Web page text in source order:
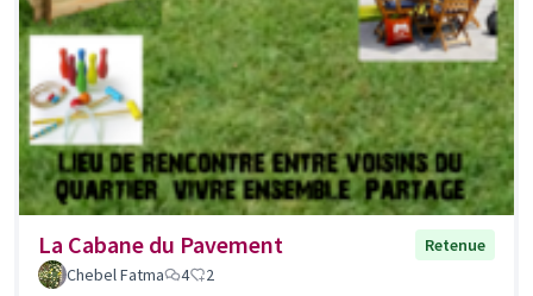
La Cabane du Pavement
Retenue
Chebel Fatma
4 2